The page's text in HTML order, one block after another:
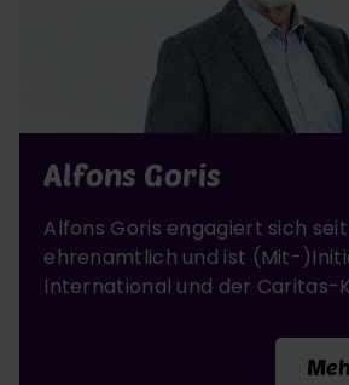
Alfons Goris
Alfons Goris engagiert sich
ehrenamtlich und ist (Mit-
International und der Caritas-